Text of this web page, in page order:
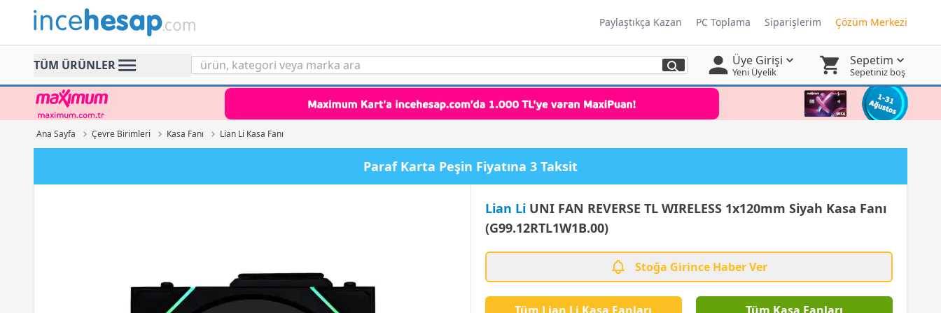
Incehesap Paylaştıkça Kazan PC Toplama Siparişlerim Çözüm Merkezi
TÜM ÜRÜNLER Üye Girişi
Yeni Üyelik
Sepetim
Sepetiniz boş
Ana Sayfa Çevre Birimleri Kasa Fanı Lian Li Kasa Fanı
Paraf Karta Peşin Fiyatına 3 Taksit
Lian LiUNI FAN REVERSE TL WIRELESS 1x120mm Siyah Kasa Fanı
(G99.12RTL1W1B.00)
Stoğa Girince Haber Ver